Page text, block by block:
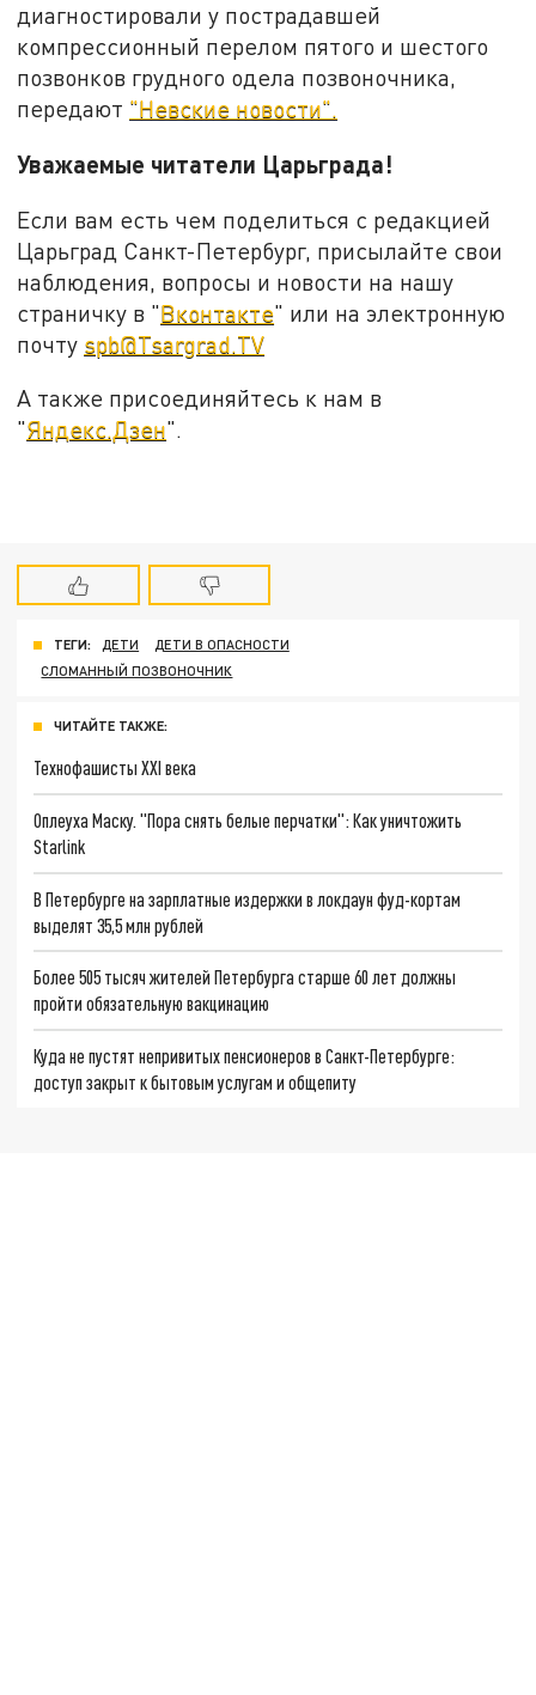
диагностировали у пострадавшей
компрессионный перелом пятого и шестого
позвонков грудного одела позвоночника,
передают "Невские новости".
Уважаемые читатели Царьграда!
Если вам есть чем поделиться с редакцией
Царьград Санкт-Петербург, присылайте свои
наблюдения, вопросы и новости на нашу
страничку в "Вконтакте" или на электронную
почту spb@Tsargrad.TV
А также присоединяйтесь к нам в
"Яндекс.Дзен".
ТЕГИ: ДЕТИ
ДЕТИ В ОПАСНОСТИ
СЛОМАННЫЙ ПОЗВОНОЧНИК
ЧИТАЙТЕ ТАКЖЕ:
Технофашисты XXI века
Оплеуха Маску. "Пора снять белые перчатки": Как уничтожить
Starlink
В Петербурге на зарплатные издержки в локдаун фуд-кортам
выделят 35,5 млн рублей
Более 505 тысяч жителей Петербурга старше 60 лет должны
пройти обязательную вакцинацию
Куда не пустят непривитых пенсионеров в Санкт-Петербурге:
доступ закрыт к бытовым услугам и общепиту